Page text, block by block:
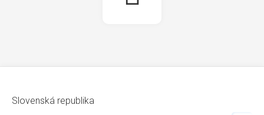
Slovenská republika